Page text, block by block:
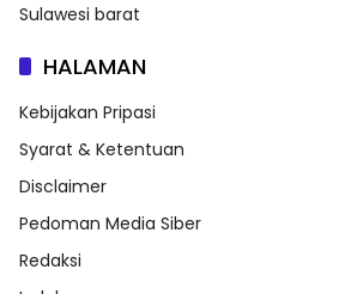
Sulawesi barat
HALAMAN
Kebijakan Pripasi
Syarat & Ketentuan
Disclaimer
Pedoman Media Siber
Redaksi